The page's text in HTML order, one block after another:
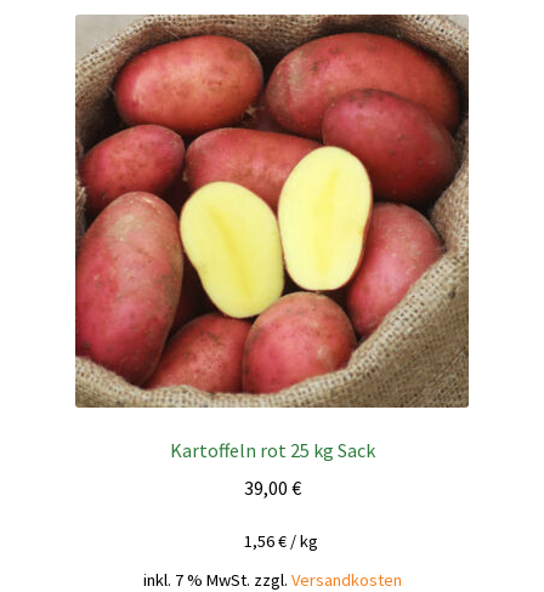
Kartoffeln rot 25 kg Sack
39,00 €
1,56€/kg
inkl. 7 % MwSt. zzgl. Versandkosten